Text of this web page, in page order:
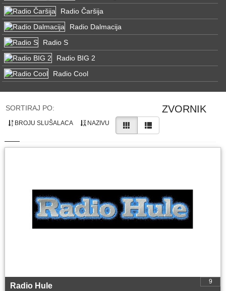
Radio Čaršija
Radio Dalmacija
Radio S
Radio BIG 2
Radio Cool
ZVORNIK
SORTIRAJ PO:
BROJU SLUŠALACA NAZIVU
9
Radio Hule